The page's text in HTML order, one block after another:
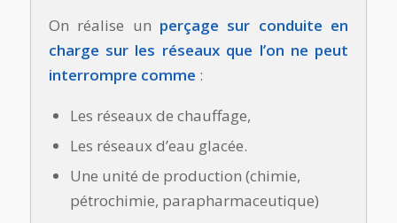
On réalise un perçage sur conduite en
charge sur les réseaux que l’on ne peut
interrompre comme :
Les réseaux de chauffage,
Les réseaux d’eau glacée.
Une unité de production (chimie,
pétrochimie, parapharmaceutique)